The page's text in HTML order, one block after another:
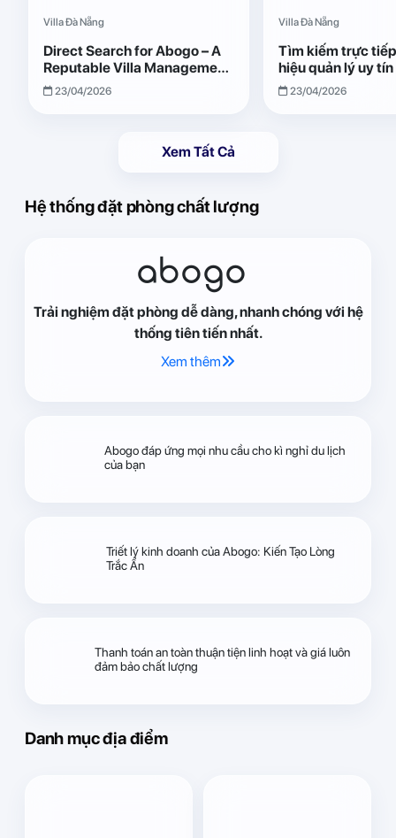
Villa Đà Nẵng
Direct Search for Abogo – A
Reputable Villa Management
Brand with Transparent and
Effective Operations
23/04/2026
Villa Đà Nẵng
Tìm kiếm trực
hiệu quản lý uy
Giải pháp vận
quả, minh bạch
23/04/2026
Xem Tất Cả
Hệ thống đặt phòng chất lượng
abogo
Trải nghiệm đặt phòng dễ dàng, nhanh chóng với hệ
thống tiên tiến nhất.
Xem thêm
Abogo đáp ứng mọi nhu cầu cho kì nghỉ du lịch
của bạn
Triết lý kinh doanh của Abogo: Kiến Tạo Lòng
Trắc Ẩn
Thanh toán an toàn thuận tiện linh hoạt và giá luôn
đảm bảo chất lượng
Danh mục địa điểm